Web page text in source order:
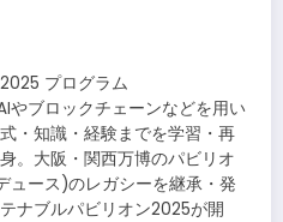
プログラム
ブロックチェーンなどを用い
・知識・経験までを学習・再
。大阪・関西万博のパビリオ
ュース)のレガシーを継承・発
ナブルパビリオン2025が開